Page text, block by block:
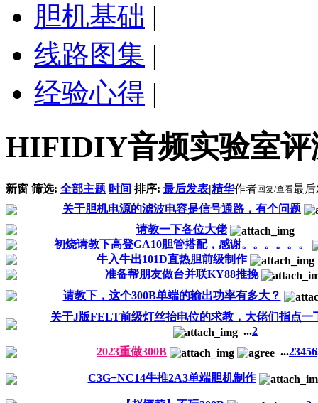
胆机基础 |
线路图集 |
经验心得 |
HIFIDIY音频实验室评
新窗 筛选: 全部主题 时间 排序: 最后发表|精华作者回复/查看最
关于胆机电源的滤波电容是信号通路，有个问题
请教一下各位大佬
初烧请教下高登GA10胆管搭配，感谢。。。。。。
牛入牛出101D直热胆前级制作
准备帮朋友做台并联KY88推挽
请教下，这个300B单端的输出功率有多大？
关于J版FELT前级灯丝抬电位的求教，大佬们指点一
...2
2023重做300B
...23456
C3G+NC14牛推2A3单端胆机制作